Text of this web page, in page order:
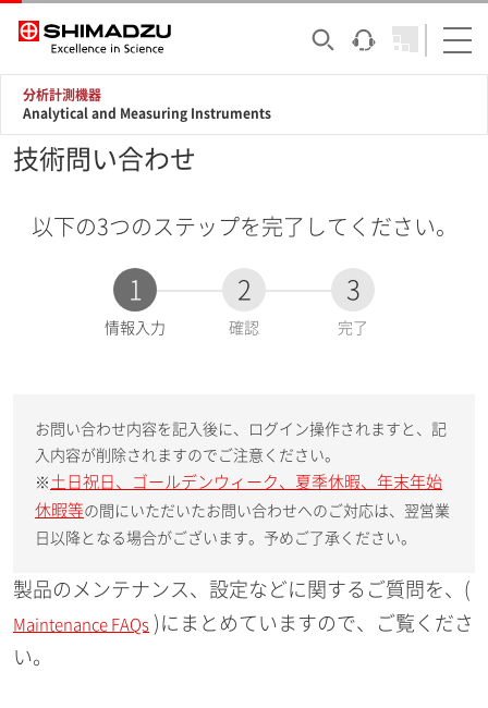
分析計測機器
Analytical and Measuring Instruments
技術問い合わせ
以下の3つのステップを完了してください。
1
現
情報入力
2
確認
3
完了
お問い合わせ内容を記入後に、ログイン操作されますと、記
入内容が削除されますのでご注意ください。
※ 土日祝日、ゴールデンウィーク、夏季休暇、年末年始
休暇等の間にいただいたお問い合わせへのご対応は、翌営業
日以降となる場合がございます。予めご了承ください。
製品のメンテナンス、設定などに関するご質問を、(
Maintenance FAQs )にまとめていますので、ご覧くださ
い。